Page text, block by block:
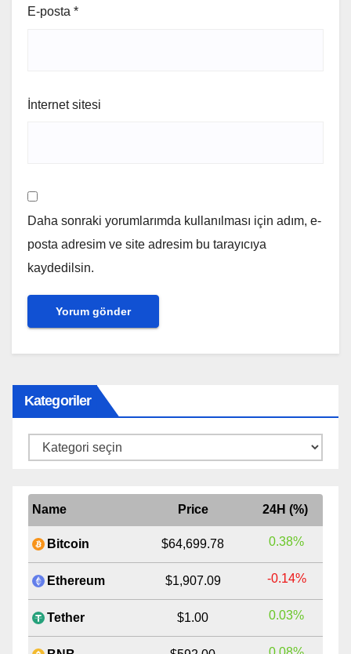
E-posta *
İnternet sitesi
Daha sonraki yorumlarımda kullanılması için adım, e-
posta adresim ve site adresim bu tarayıcıya
kaydedilsin.
Kategoriler
Kategoriler
Name Price 24H (%)
Bitcoin $64,699.78 0.38%
Ethereum $1,907.09 -0.14%
Tether $1.00 0.03%